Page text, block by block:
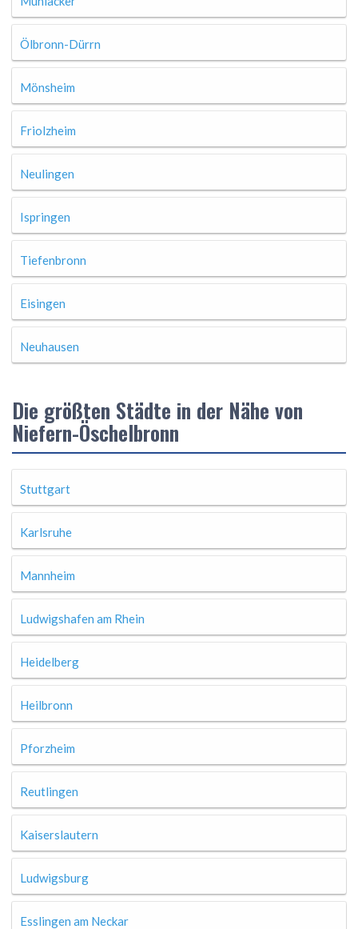
Ölbronn-Dürrn
Mönsheim
Friolzheim
Neulingen
Ispringen
Tiefenbronn
Eisingen
Neuhausen
Die größten Städte in der Nähe von
Niefern-Öschelbronn
Stuttgart
Karlsruhe
Mannheim
Ludwigshafen am Rhein
Heidelberg
Heilbronn
Pforzheim
Reutlingen
Kaiserslautern
Ludwigsburg
Esslingen am Neckar